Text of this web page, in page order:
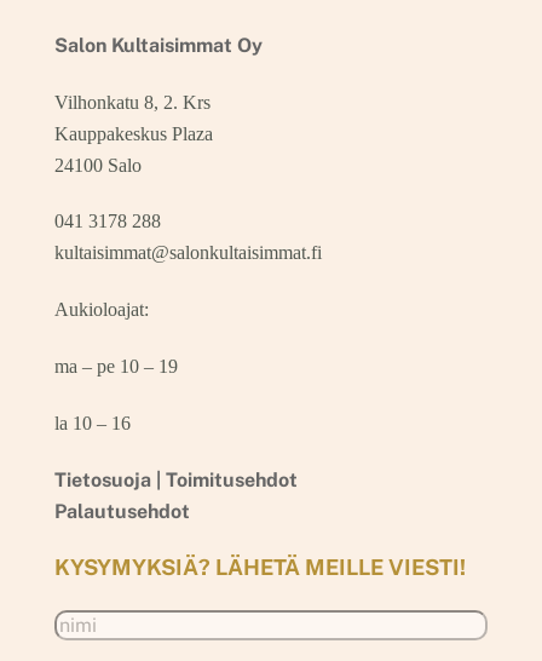
Salon Kultaisimmat Oy
Vilhonkatu 8, 2. Krs
Kauppakeskus Plaza
24100 Salo
041 3178 288
kultaisimmat@salonkultaisimmat.fi
Aukioloajat:
ma – pe 10 – 19
la 10 – 16
Tietosuoja | Toimitusehdot
Palautusehdot
KYSYMYKSIÄ? LÄHETÄ MEILLE VIESTI!